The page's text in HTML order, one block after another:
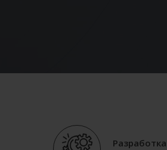
Разработка